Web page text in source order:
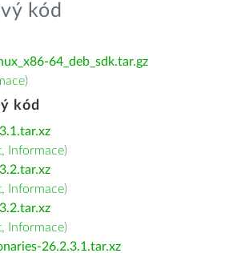
kód
64_deb_sdk.tar.gz
)
kód
, Informace)
, Informace)
, Informace)
26.2.3.1.tar.xz